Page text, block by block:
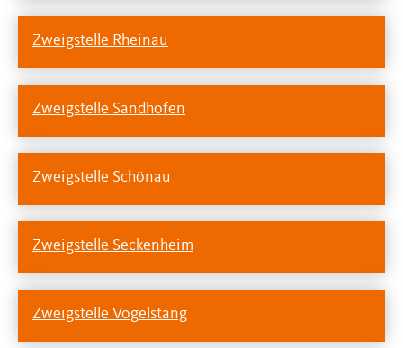
Zweigstelle Rheinau
Zweigstelle Sandhofen
Zweigstelle Schönau
Zweigstelle Seckenheim
Zweigstelle Vogelstang